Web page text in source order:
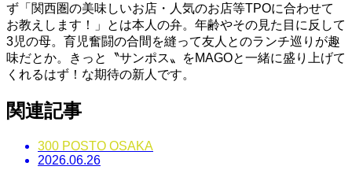
ず「関西圏の美味しいお店・人気のお店等TPOに合わせて
お教えします！」とは本人の弁。年齢やその見た目に反して
3児の母。育児奮闘の合間を縫って友人とのランチ巡りが趣
味だとか。きっと〝サンポス〟をMAGOと一緒に盛り上げて
くれるはず！な期待の新人です。
関連記事
300 POSTO OSAKA
2026.06.26